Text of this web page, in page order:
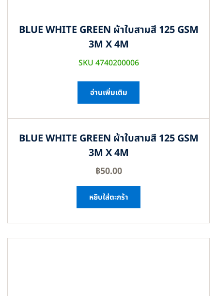
BLUE WHITE GREEN ผ้าใบสามสี 125 GSM
3M X 4M
SKU 4740200006
อ่านเพิ่มเติม
BLUE WHITE GREEN ผ้าใบสามสี 125 GSM
3M X 4M
฿50.00
หยิบใส่ตะกร้า